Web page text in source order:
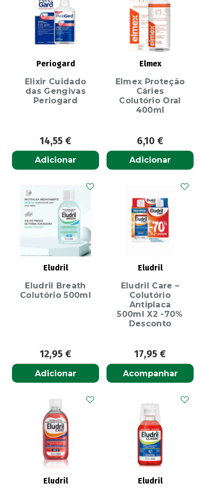
Periogard
Elixir Cuidado
das Gengivas
Periogard
14,55 €
Adicionar
Elmex
Elmex Proteção
Cáries
Colutório Oral
400ml
6,10 €
Adicionar
Eludril
Eludril Breath
Colutório 500ml
12,95 €
Adicionar
Eludril
Eludril Care –
Colutório
Antiplaca
500ml X2 -70%
Desconto
17,95 €
Acompanhar
Eludril Eludril